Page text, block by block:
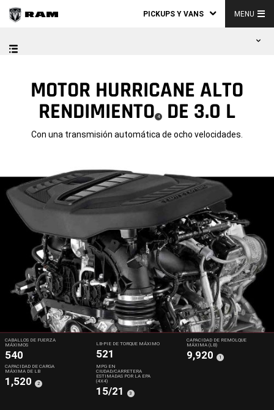
PICKUPS Y VANS MENU
MOTOR HURRICANE ALTO
RENDIMIENTO (
Disclosure
4) DE 3.0 L
Con una transmisión automática de ocho velocidades.
CABALLOS DE FUERZA
MÁXIMOS
540
LB-PIE DE TORQUE MÁXIMO
521
CAPACIDAD DE REMOLQUE
MÁXIMA (LB)
9,920
(
Disclosure
1 )
CAPACIDAD DE CARGA
MÁXIMA DE LB
1,520
(
Disclosure
2)
MPG EN
CIUDAD/CARRETERA
ESTIMADAS POR LA EPA
(4X4)
15/21
(
Disclosure
3 )